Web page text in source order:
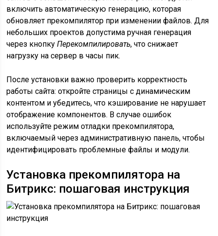
включить автоматическую генерацию, которая
обновляет прекомпилятор при изменении файлов. Для
небольших проектов допустима ручная генерация
через кнопкуПерекомпилировать, что снижает
нагрузку на сервер в часы пик.
После установки важно проверить корректность
работы сайта: откройте страницы с динамическим
контентом и убедитесь, что кэширование не нарушает
отображение компонентов. В случае ошибок
используйте режим отладки прекомпилятора,
включаемый через административную панель, чтобы
идентифицировать проблемные файлы и модули.
Установка прекомпилятора на
Битрикс: пошаговая инструкция